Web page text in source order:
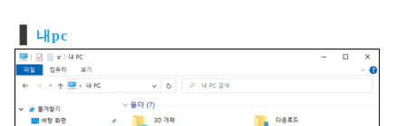
내pc